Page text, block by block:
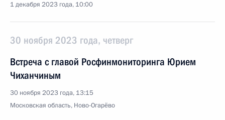
1 декабря 2023 года, 10:00
30 ноября 2023 года, четверг
Встреча с главой Росфинмониторинга Юрием
Чиханчиным
30 ноября 2023 года, 13:15
Московская область, Ново-Огарёво